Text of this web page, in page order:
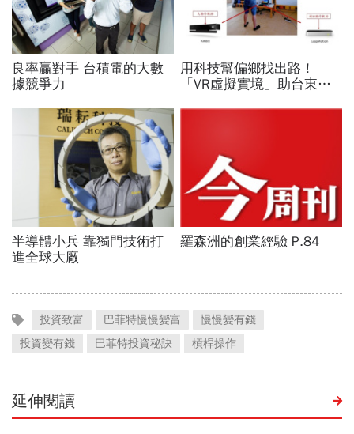
投資致富 巴菲特慢慢變富
慢慢變有錢
投資變有錢
巴菲特投資秘訣 槓桿操作
延伸閱讀